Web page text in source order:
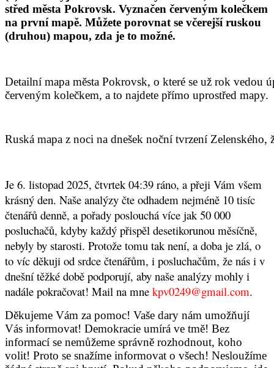
střed města Pokrovsk. Vyznačen červeným kolečkem
na první mapě. Můžete porovnat se včerejší ruskou
(druhou) mapou, zda je to možné.
Detailní mapa města Pokrovsk, o které se už rok vedou
červeným kolečkem, a to najdete přímo uprostřed mapy.
Ruská mapa z noci na dnešek noční tvrzení
Je 6. listopad 2025, čtvrtek 04:39 ráno, a přeji Vám všem
krásný den. Naše analýzy čte odhadem nejméně 10 tisíc
čtenářů denně, a pořady poslouchá více jak 50 000
posluchačů, kdyby každý přispěl desetikorunou měsíčně,
nebyly by starosti. Protože tomu tak není, a doba je zlá, o
to víc děkuji od srdce čtenářům, i posluchačům, že nás i v
dnešní těžké době podporují, aby naše analýzy mohly i
nadále pokračovat! Mail na mne kpv0249@gmail.com.
Děkujeme Vám za pomoc! Vaše dary nám umožňují
Vás informovat! Demokracie umírá ve tmě! Bez
informací se nemůžeme správně rozhodnout, koho
volit! Proto se snažíme informovat o všech! Nesloužíme